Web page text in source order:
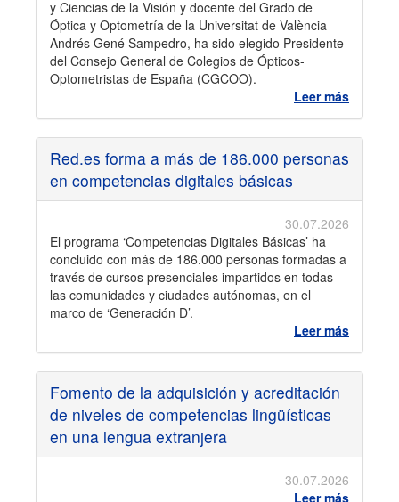
y Ciencias de la Visión y docente del Grado de
Óptica y Optometría de la Universitat de València
Andrés Gené Sampedro, ha sido elegido Presidente
del Consejo General de Colegios de Ópticos-
Optometristas de España (CGCOO).
Leer más
Red.es forma a más de 186.000 personas
en competencias digitales básicas
30.07.2026
El programa ‘Competencias Digitales Básicas’ ha
concluido con más de 186.000 personas formadas a
través de cursos presenciales impartidos en todas
las comunidades y ciudades autónomas, en el
marco de ‘Generación D’.
Leer más
Fomento de la adquisición y acreditación
de niveles de competencias lingüísticas
en una lengua extranjera
30.07.2026
Leer más